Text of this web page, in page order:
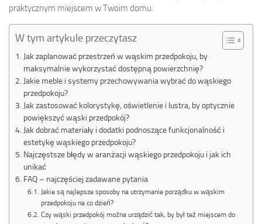
praktycznym miejscem w Twoim domu.
W tym artykule przeczytasz
Jak zaplanować przestrzeń w wąskim przedpokoju, by
maksymalnie wykorzystać dostępną powierzchnię?
Jakie meble i systemy przechowywania wybrać do wąskiego
przedpokoju?
Jak zastosować kolorystykę, oświetlenie i lustra, by optycznie
powiększyć wąski przedpokój?
Jak dobrać materiały i dodatki podnoszące funkcjonalność i
estetykę wąskiego przedpokoju?
Najczęstsze błędy w aranżacji wąskiego przedpokoju i jak ich
unikać
FAQ – najczęściej zadawane pytania
Jakie są najlepsze sposoby na utrzymanie porządku w wąskim
przedpokoju na co dzień?
Czy wąski przedpokój można urządzić tak, by był też miejscem do